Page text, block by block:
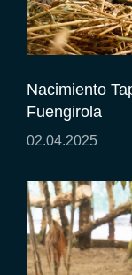
Nacimiento
Fuengirola
02.04.2025